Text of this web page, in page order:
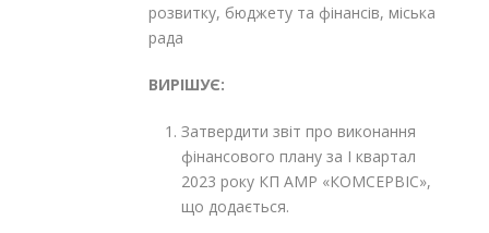
розвитку, бюджету та фінансів, міська
рада
ВИРІШУЄ:
Затвердити звіт про виконання
фінансового плану за І квартал
2023 року КП АМР «КОМСЕРВІС»,
що додається.